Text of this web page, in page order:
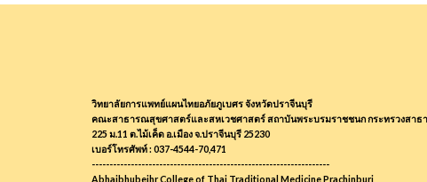
วิทยาลัยการแพทย์แผนไทยอภัยภูเบศร จังหวัดปราจีนบุรี
คณะสาธารณสุขศาสตร์และสหเวชศาสตร์ สถาบันพระบรมราชชนก กระทรวงสา
225 ม.11 ต.ไม้เค็ด อ.เมือง จ.ปราจีนบุรี 25230
เบอร์โทรศัพท์ : 037-4544-70,471
-------------------------------------------------------------------
Abhaibhubejhr College of Thai Traditional Medicine Prachinburi